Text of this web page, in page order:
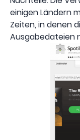
einigen Ländern
Zeiten, in denen
Ausgabedateien